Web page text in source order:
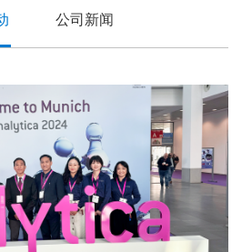
前沿公司新闻